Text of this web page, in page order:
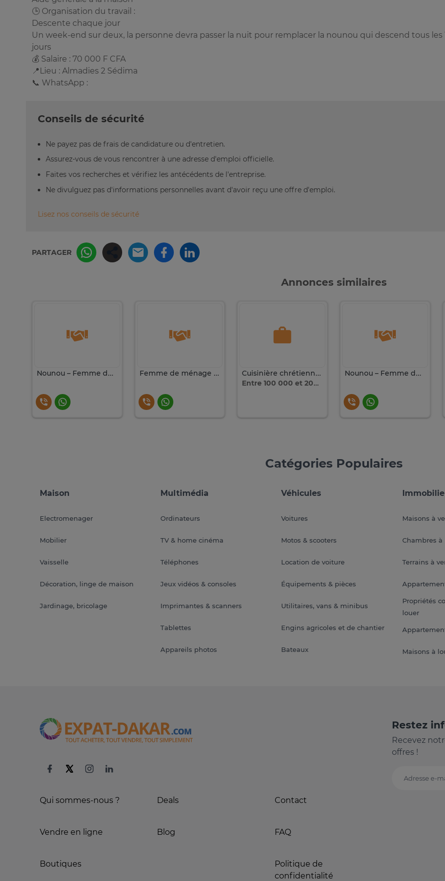
🕒 Organisation du travail :
Descente chaque jour
Un week-end sur deux, la personne devra passer la nuit pour remplacer la nounou qui descend tous les
jours
💰 Salaire : 70 000 F CFA
📍Lieu : Almadies 2 Sédima
📞 WhatsApp :
Conseils de sécurité
Ne payez pas de frais de candidature ou d'entretien.
Assurez-vous de vous rencontrer à une adresse d'emploi officielle.
Faites vos recherches et vérifiez les antécédents de l'entreprise.
Ne divulguez pas d'informations personnelles avant d'avoir reçu une offre d'emploi.
Lisez nos conseils de sécurité
PARTAGER
Annonces similaires
Nounou – Femme de ménage Femme de ménage 2 fois par semaine
Cuisinière chrétienne (rotation 15 jours) – Almadies 2
Entre 100 000 et 200 000
Nounou – Femme de ménage sérieuse | Remplacement garanti
Catégories Populaires
Maison
Electromenager
Mobilier
Vaisselle
Décoration, linge de maison
Jardinage, bricolage
Multimédia
Ordinateurs
TV & home cinéma
Téléphones
Jeux vidéos & consoles
Imprimantes & scanners
Tablettes
Appareils photos
Véhicules
Voitures
Motos & scooters
Location de voiture
Équipements & pièces
Utilitaires, vans & minibus
Engins agricoles et de chantier
Bateaux
Maisons à
Chambres à
Terrains à
Propriétés
louer
Maisons à
Qui sommes-nous ?
Vendre en ligne
Boutiques
Deals
Blog
Contact
FAQ
Politique de
confidentialité
Restez
Recevez
offres !
Adresse e-